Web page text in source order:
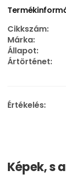
Cikkszám:
Márka:
Állapot:
Ártörténet:
Értékelés:
Képek, s